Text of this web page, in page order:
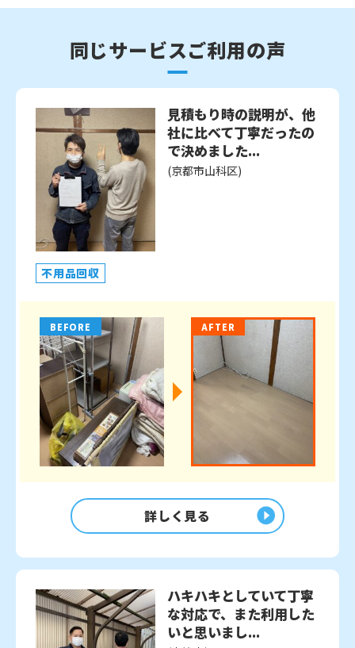
同じサービスご利用の声
見積もり時の説明が、他
社に比べて丁寧だったの
で決めました...
(京都市山科区)
不用品回収
BEFORE AFTER
詳しく見る
ハキハキとしていて丁寧
な対応で、また利用した
いと思いまし...